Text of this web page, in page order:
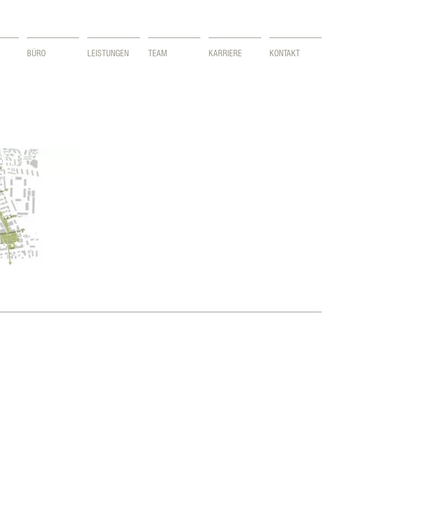
BÜRO LEISTUNGEN TEAM KARRIERE KONTAKT